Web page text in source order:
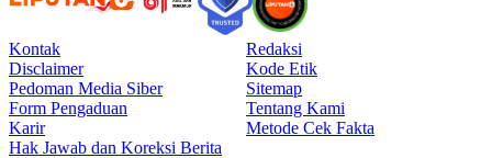
Kontak
Redaksi
Disclaimer
Kode Etik
Pedoman Media Siber
Sitemap
Form Pengaduan
Tentang Kami
Karir
Metode Cek Fakta
Hak Jawab dan Koreksi Berita